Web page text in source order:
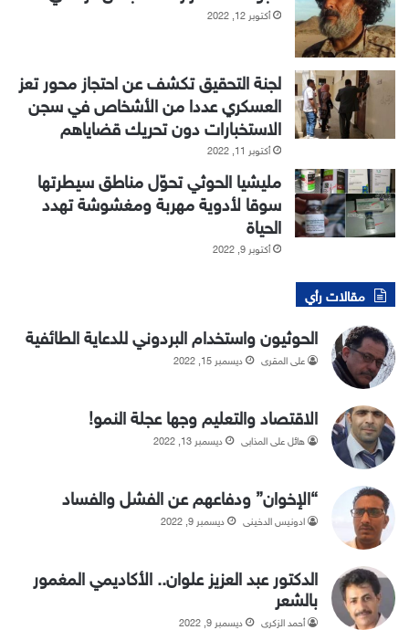
أكتوبر 12, 2022
لجنة التحقيق تكشف عن احتجاز محور تعز
العسكري عددا من الأشخاص في سجن
الاستخبارات دون تحريك قضاياهم
أكتوبر 11, 2022
مليشيا الحوثي تحوّل مناطق سيطرتها
سوقا لأدوية مهربة ومغشوشة تهدد
الحياة
أكتوبر 9, 2022
مقالات رأي
الحوثيون واستخدام البردوني للدعاية الطائفية
علي المقري ديسمبر 15, 2022
الاقتصاد والتعليم وجها عجلة النمو!
هائل علي المذابي ديسمبر 13, 2022
“الإخوان” ودفاعهم عن الفشل والفساد
ادونيس الدخيني ديسمبر 9, 2022
الدكتور عبد العزيز علوان.. الأكاديمي المغمور
بالشعر
أحمد الزكري ديسمبر 9, 2022